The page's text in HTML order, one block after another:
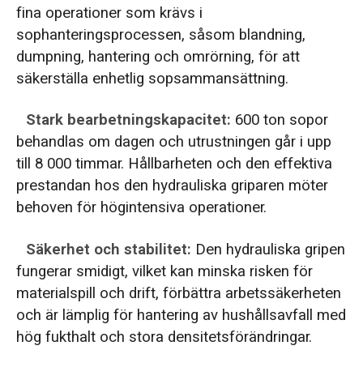
fina operationer som krävs i
sophanteringsprocessen, såsom blandning,
dumpning, hantering och omrörning, för att
säkerställa enhetlig sopsammansättning.
Stark bearbetningskapacitet: 600 ton sopor
behandlas om dagen och utrustningen går i upp
till 8 000 timmar. Hållbarheten och den effektiva
prestandan hos den hydrauliska griparen möter
behoven för högintensiva operationer.
Säkerhet och stabilitet: Den hydrauliska gripen
fungerar smidigt, vilket kan minska risken för
materialspill och drift, förbättra arbetssäkerheten
och är lämplig för hantering av hushållsavfall med
hög fukthalt och stora densitetsförändringar.